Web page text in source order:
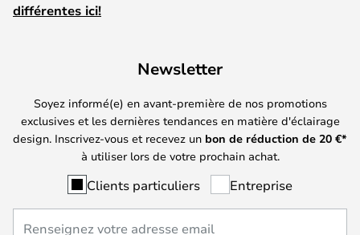
différentes ici!
Newsletter
Soyez informé(e) en avant-première de nos promotions
exclusives et les dernières tendances en matière d'éclairage
design. Inscrivez-vous et recevez un bon de réduction de 20 €*
à utiliser lors de votre prochain achat.
Clients particuliers Entreprise